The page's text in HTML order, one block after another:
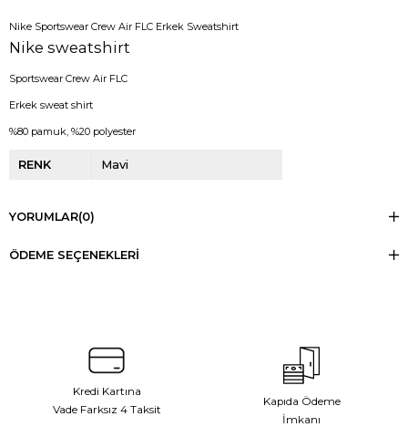
Nike Sportswear Crew Air FLC Erkek Sweatshirt
Nike sweatshirt
Sportswear Crew Air FLC
Erkek sweat shirt
%80 pamuk, %20 polyester
RENK Mavi
YORUMLAR(0)
ÖDEME SEÇENEKLERI
Kredi Kartına
Vade Farksız 4 Taksit
Kapıda Ödeme
İmkanı